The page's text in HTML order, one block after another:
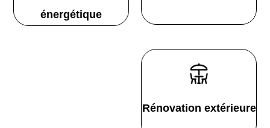
énergétique
Rénovation extérieure